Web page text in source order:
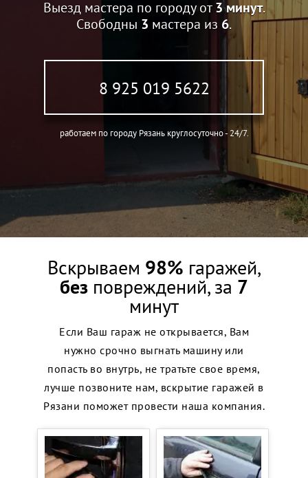
Выезд мастера по городу от3 минут.
Свободны 3 мастера из 6.
8 925 019 5622
работаем по городу Рязань круглосуточно - 24/7.
Вскрываем 98% гаражей,
без повреждений, за 7
минут
Если Ваш гараж не открывается, Вам
нужно срочно выгнать машину или
попасть во внутрь, не тратьте свое время,
лучше позвоните нам, вскрытие гаражей в
Рязани поможет провести наша компания.